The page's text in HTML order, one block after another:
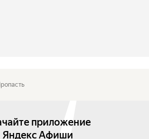
приложение
Яндекс Афиши